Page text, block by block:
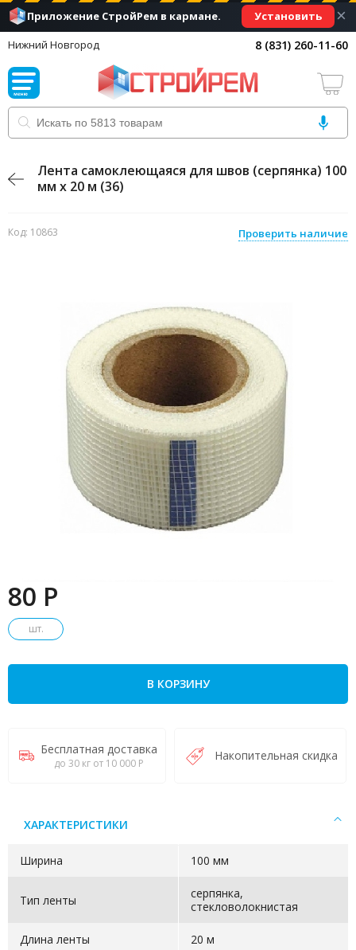
Приложение СтройРем в кармане. Установить ×
Нижний Новгород 8 (831) 260-11-60
Лента самоклеющаяся для швов (серпянка) 100
мм х 20 м (36)
Код: 10863 Проверить наличие
80 P
шт.
В КОРЗИНУ
Бесплатная доставка
до 30 кг от 10 000 Р
Накопительная скидка
ХАРАКТЕРИСТИКИ
Ширина 100 мм
Тип ленты
серпянка,
стекловолокнистая
Длина ленты 20 м